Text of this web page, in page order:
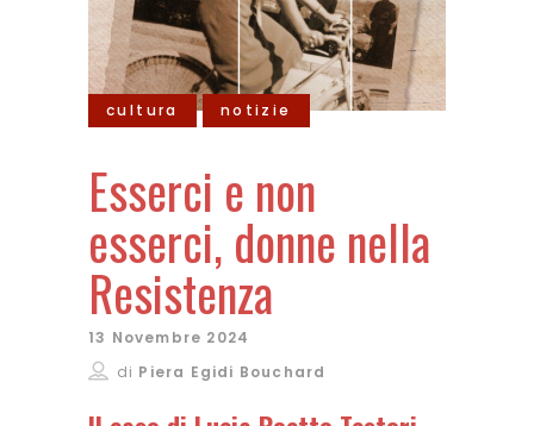
cultura notizie
Esserci e non
esserci, donne nella
Resistenza
13 Novembre 2024
di Piera Egidi Bouchard